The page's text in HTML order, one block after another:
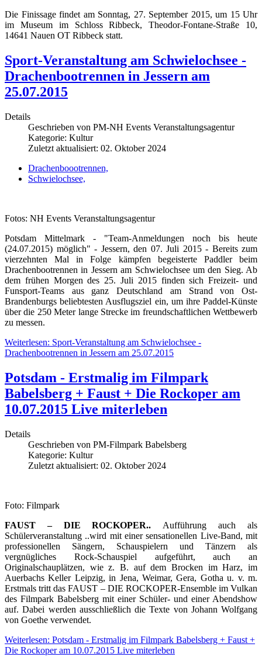
Die Finissage findet am Sonntag, 27. September 2015, um 15 Uhr
im Museum im Schloss Ribbeck, Theodor-Fontane-Straße 10,
14641 Nauen OT Ribbeck statt.
Sport-Veranstaltung am Schwielochsee -
Drachenbootrennen in Jessern am
25.07.2015
Details
Geschrieben von PM-NH Events Veranstaltungsagentur
Kategorie: Kultur
Zuletzt aktualisiert: 02. Oktober 2024
Drachenboootrennen,
Schwielochsee,
Fotos: NH Events Veranstaltungsagentur
Potsdam Mittelmark - "Team-Anmeldungen noch bis heute
(24.07.2015) möglich" - Jessern, den 07. Juli 2015 - Bereits zum
vierzehnten Mal in Folge kämpfen begeisterte Paddler beim
Drachenbootrennen in Jessern am Schwielochsee um den Sieg. Ab
dem frühen Morgen des 25. Juli 2015 finden sich Freizeit- und
Funsport-Teams aus ganz Deutschland am Strand von Ost-
Brandenburgs beliebtesten Ausflugsziel ein, um ihre Paddel-Künste
über die 250 Meter lange Strecke im freundschaftlichen Wettbewerb
zu messen.
Weiterlesen: Sport-Veranstaltung am Schwielochsee -
Drachenbootrennen in Jessern am 25.07.2015
Potsdam - Erstmalig im Filmpark
Babelsberg + Faust + Die Rockoper am
10.07.2015 Live miterleben
Details
Geschrieben von PM-Filmpark Babelsberg
Kategorie: Kultur
Zuletzt aktualisiert: 02. Oktober 2024
Foto: Filmpark
FAUST – DIE ROCKOPER.. Aufführung auch als
Schülerveranstaltung ..wird mit einer sensationellen Live-Band, mit
professionellen Sängern, Schauspielern und Tänzern als
vergnügliches Rock-Schauspiel aufgeführt, auch an
Originalschauplätzen, wie z. B. auf dem Brocken im Harz, im
Auerbachs Keller Leipzig, in Jena, Weimar, Gera, Gotha u. v. m.
Erstmals tritt das FAUST – DIE ROCKOPER-Ensemble im Vulkan
des Filmpark Babelsberg mit einer Schüler- und einer Abendshow
auf. Dabei werden ausschließlich die Texte von Johann Wolfgang
von Goethe verwendet.
Weiterlesen: Potsdam - Erstmalig im Filmpark Babelsberg + Faust +
Die Rockoper am 10.07.2015 Live miterleben